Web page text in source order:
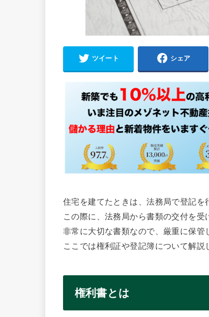
ツイート シェア
住宅を建てたときは、法務局で登記を
この際に、法務局から書類の交付を受
非常に大切な書類なので、厳重に保管
ここでは権利証や登記簿について解説
権利書とは